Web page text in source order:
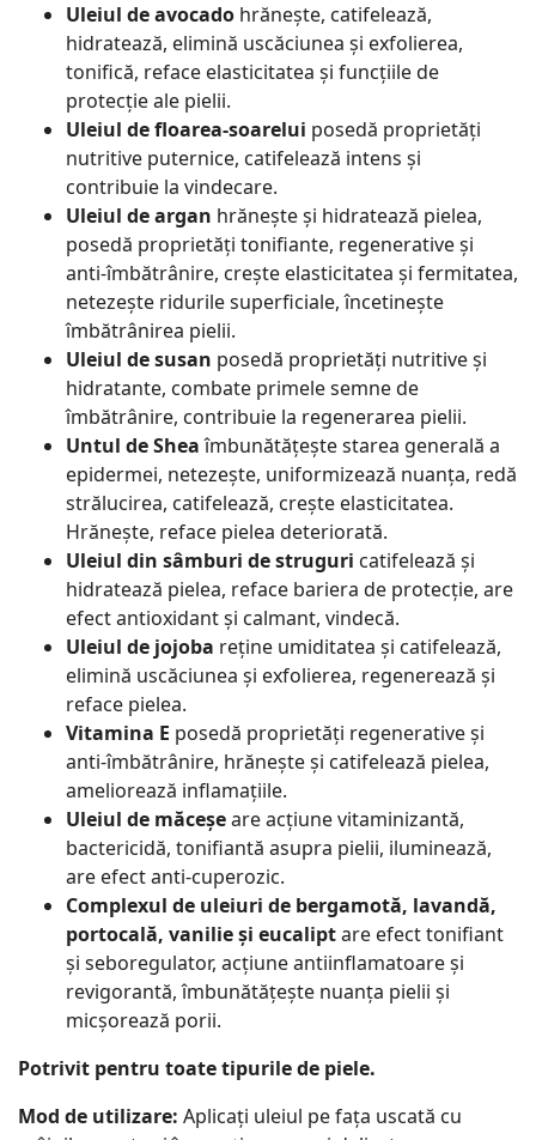
Uleiul de avocado hrănește, catifelează,
hidratează, elimină uscăciunea și exfolierea,
tonifică, reface elasticitatea și funcțiile de
protecție ale pielii.
Uleiul de floarea-soarelui posedă proprietăți
nutritive puternice, catifelează intens și
contribuie la vindecare.
Uleiul de argan hrănește și hidratează pielea,
posedă proprietăți tonifiante, regenerative și
anti-îmbătrânire, crește elasticitatea și fermitatea,
netezește ridurile superficiale, încetinește
îmbătrânirea pielii.
Uleiul de susan posedă proprietăți nutritive și
hidratante, combate primele semne de
îmbătrânire, contribuie la regenerarea pielii.
Untul de Sheaîmbunătățește starea generală a
epidermei, netezește, uniformizează nuanța, redă
strălucirea, catifelează, crește elasticitatea.
Hrănește, reface pielea deteriorată.
Uleiul din sâmburi de struguri catifelează și
hidratează pielea, reface bariera de protecție, are
efect antioxidant și calmant, vindecă.
Uleiul de jojoba reține umiditatea și catifelează,
elimină uscăciunea și exfolierea, regenerează și
reface pielea.
Vitamina E posedă proprietăți regenerative și
anti-îmbătrânire, hrănește și catifelează pielea,
ameliorează inflamațiile.
Uleiul de măceșeare acțiune vitaminizantă,
bactericidă, tonifiantă asupra pielii, iluminează,
are efect anti-cuperozic.
Complexul de uleiuri de bergamotă, lavandă,
portocală, vanilie și eucaliptare efect tonifiant
și seboregulator, acțiune antiinflamatoare și
revigorantă, îmbunătățește nuanța pielii și
micșorează porii.
Potrivit pentru toate tipurile de piele.
Mod de utilizare: Aplicați uleiul pe fața uscată cu